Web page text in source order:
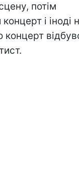
потім
і іноді